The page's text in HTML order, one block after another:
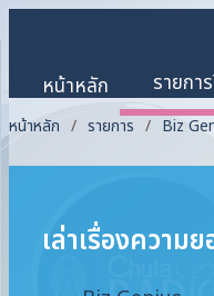
หน้าหลัก รายกา
หน้าหลัก รายการ Biz
เล่าเรื่องความ